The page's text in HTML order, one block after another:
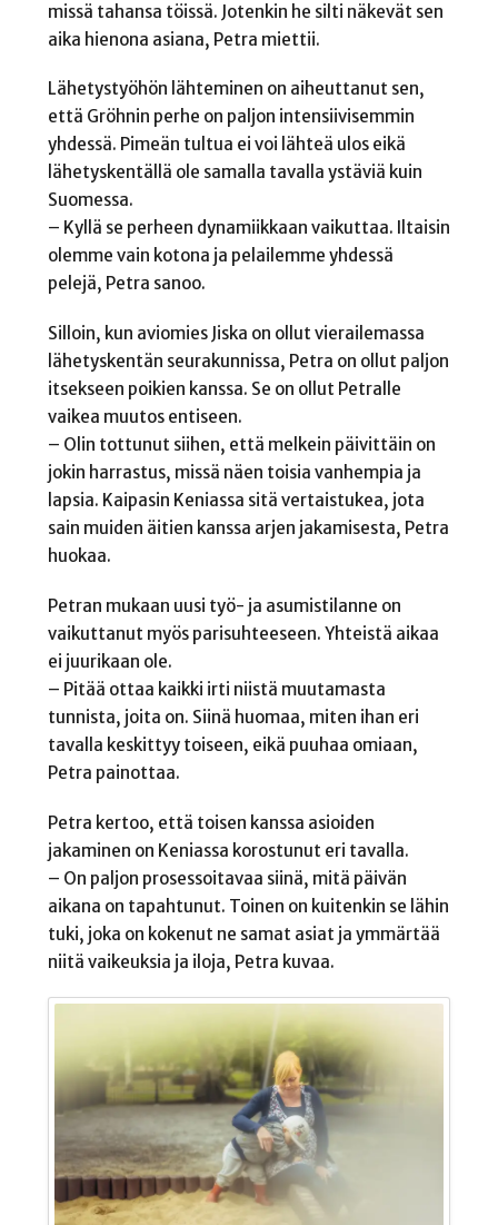
missä tahansa töissä. Jotenkin he silti näkevät sen
aika hienona asiana, Petra miettii.
Lähetystyöhön lähteminen on aiheuttanut sen,
että Gröhnin perhe on paljon intensiivisemmin
yhdessä. Pimeän tultua ei voi lähteä ulos eikä
lähetyskentällä ole samalla tavalla ystäviä kuin
Suomessa.
– Kyllä se perheen dynamiikkaan vaikuttaa. Iltaisin
olemme vain kotona ja pelailemme yhdessä
pelejä, Petra sanoo.
Silloin, kun aviomies Jiska on ollut vierailemassa
lähetyskentän seurakunnissa, Petra on ollut paljon
itsekseen poikien kanssa. Se on ollut Petralle
vaikea muutos entiseen.
– Olin tottunut siihen, että melkein päivittäin on
jokin harrastus, missä näen toisia vanhempia ja
lapsia. Kaipasin Keniassa sitä vertaistukea, jota
sain muiden äitien kanssa arjen jakamisesta, Petra
huokaa.
Petran mukaan uusi työ- ja asumistilanne on
vaikuttanut myös parisuhteeseen. Yhteistä aikaa
ei juurikaan ole.
– Pitää ottaa kaikki irti niistä muutamasta
tunnista, joita on. Siinä huomaa, miten ihan eri
tavalla keskittyy toiseen, eikä puuhaa omiaan,
Petra painottaa.
Petra kertoo, että toisen kanssa asioiden
jakaminen on Keniassa korostunut eri tavalla.
– On paljon prosessoitavaa siinä, mitä päivän
aikana on tapahtunut. Toinen on kuitenkin se lähin
tuki, joka on kokenut ne samat asiat ja ymmärtää
niitä vaikeuksia ja iloja, Petra kuvaa.